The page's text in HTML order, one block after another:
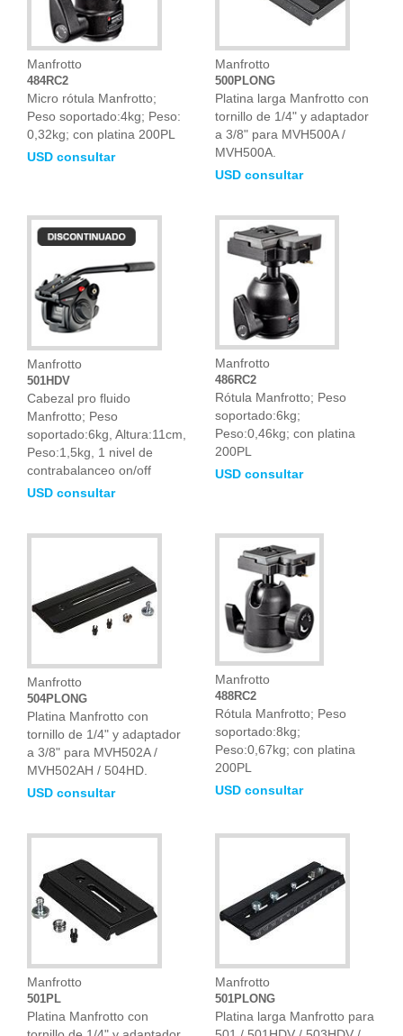
Manfrotto
484RC2
Micro rótula Manfrotto;
Peso soportado:4kg; Peso:
0,32kg; con platina 200PL
USD consultar
Manfrotto
500PLONG
Platina larga Manfrotto con
tornillo de 1/4" y adaptador
a 3/8" para MVH500A /
MVH500A.
USD consultar
Manfrotto
501HDV
Cabezal pro fluido
Manfrotto; Peso
soportado:6kg, Altura:11cm,
Peso:1,5kg, 1 nivel de
contrabalanceo on/off
USD consultar
Manfrotto
486RC2
Rótula Manfrotto; Peso
soportado:6kg;
Peso:0,46kg; con platina
200PL
USD consultar
Manfrotto
504PLONG
Platina Manfrotto con
tornillo de 1/4" y adaptador
a 3/8" para MVH502A /
MVH502AH / 504HD.
USD consultar
Manfrotto
488RC2
Rótula Manfrotto; Peso
soportado:8kg;
Peso:0,67kg; con platina
200PL
USD consultar
Manfrotto
501PL
Platina Manfrotto con
Manfrotto
501PLONG
Platina larga Manfrotto para